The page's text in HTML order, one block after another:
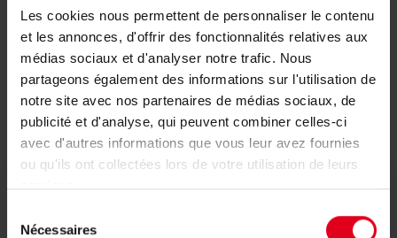
Les cookies nous permettent de personnaliser le contenu
et les annonces, d'offrir des fonctionnalités relatives aux
médias sociaux et d'analyser notre trafic. Nous
partageons également des informations sur l'utilisation de
notre site avec nos partenaires de médias sociaux, de
publicité et d'analyse, qui peuvent combiner celles-ci
avec d'autres informations que vous leur avez fournies
ou qu'ils ont collectées lors de votre utilisation de leurs
services.
Nécessaires
Documenten
Conformiteitsverklaringen